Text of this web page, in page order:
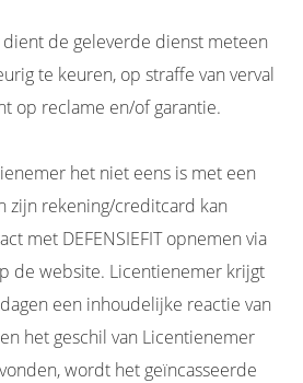
de geleverde dienst meteen
te keuren, op straffe van verval
op reclame en/of garantie.
het niet eens is met een
zijn rekening/creditcard kan
met DEFENSIEFIT opnemen via
de website. Licentienemer krijgt
een inhoudelijke reactie van
het geschil van Licentienemer
wordt het geïncasseerde